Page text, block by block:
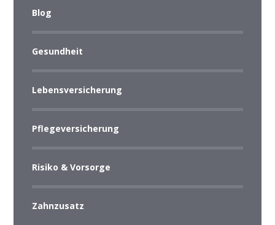
Blog
Gesundheit
Lebensversicherung
Pflegeversicherung
Risiko & Vorsorge
Zahnzusatz